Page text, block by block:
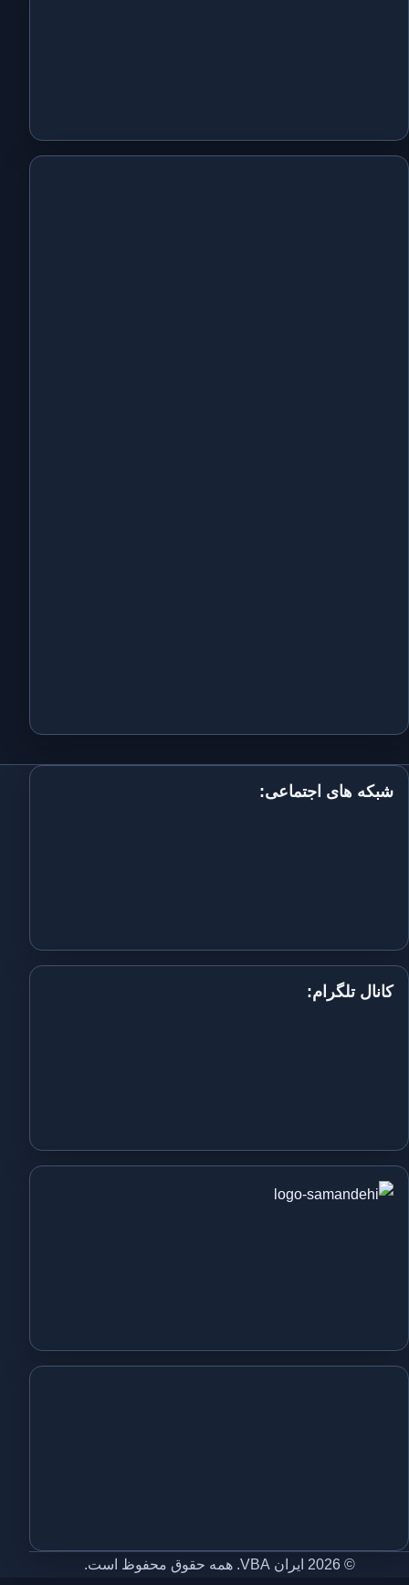
شبکه های اجتماعی:
کانال تلگرام:
© 2026 ایران VBA. همه حقوق محفوظ است.